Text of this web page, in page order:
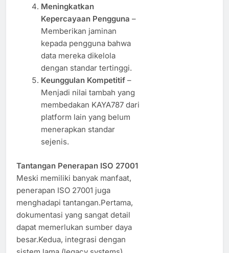
Meningkatkan
Kepercayaan Pengguna –
Memberikan jaminan
kepada pengguna bahwa
data mereka dikelola
dengan standar tertinggi.
Keunggulan Kompetitif–
Menjadi nilai tambah yang
membedakan KAYA787 dari
platform lain yang belum
menerapkan standar
sejenis.
Tantangan Penerapan ISO 27001
Meski memiliki banyak manfaat,
penerapan ISO 27001 juga
menghadapi tantangan.Pertama,
dokumentasi yang sangat detail
dapat memerlukan sumber daya
besar.Kedua, integrasi dengan